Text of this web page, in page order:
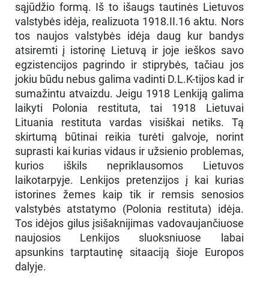
sąjūdžio formą. Iš to išaugs tautinės Lietuvos
valstybės idėja, realizuota 1918.II.16 aktu. Nors
tos naujos valstybės idėja daug kur bandys
atsiremti į istorinę Lietuvą ir joje ieškos savo
egzistencijos pagrindo ir stiprybės, tačiau jos
jokiu būdu nebus galima vadinti D.L.K-tijos kad ir
sumažintu atvaizdu. Jeigu 1918 Lenkiją galima
laikyti Polonia restituta, tai 1918 Lietuvai
Lituania restituta vardas visiškai netiks. Tą
skirtumą būtinai reikia turėti galvoje, norint
suprasti kai kurias vidaus ir užsienio problemas,
kurios iškils nepriklausomos Lietuvos
laikotarpyje. Lenkijos pretenzijos į kai kurias
istorines žemes kaip tik ir remsis senosios
valstybės atstatymo (Polonia restituta) idėja.
Tos idėjos gilus įsišaknijimas vadovaujančiuose
naujosios Lenkijos sluoksniuose labai
apsunkins tarptautinę sitaaciją šioje Europos
dalyje.